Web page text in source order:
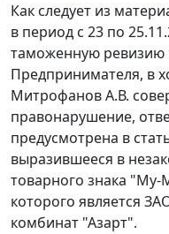
Как следует из
в период с 23 по
таможенную ревизию
Предпринимателя, в
Митрофанов А.В.
правонарушение,
предусмотрена в
выразившееся в
товарного знака
которого является
комбинат "Азарт".